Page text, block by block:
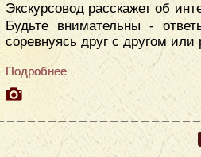
Экскурсовод расскажет об
Будьте внимательны -
соревнуясь друг с другом
Подробнее